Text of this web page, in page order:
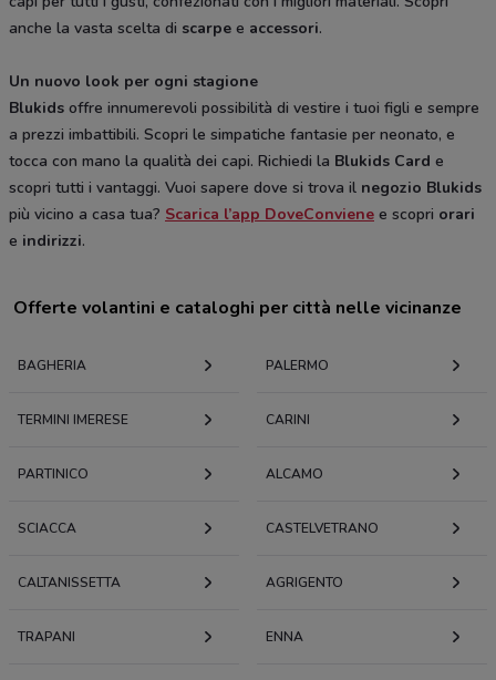
anche la vasta scelta di scarpe e accessori.
Un nuovo look per ogni stagione
Blukids offre innumerevoli possibilità di vestire i tuoi figli e sempre
a prezzi imbattibili. Scopri le simpatiche fantasie per neonato, e
tocca con mano la qualità dei capi. Richiedi la Blukids Card e
scopri tutti i vantaggi. Vuoi sapere dove si trova il negozio Blukids
più vicino a casa tua? Scarica l’app DoveConviene e scopri orari
e indirizzi.
Offerte volantini e cataloghi per città nelle vicinanze
BAGHERIA PALERMO
TERMINI IMERESE CARINI
PARTINICO ALCAMO
SCIACCA CASTELVETRANO
CALTANISSETTA AGRIGENTO
TRAPANI ENNA